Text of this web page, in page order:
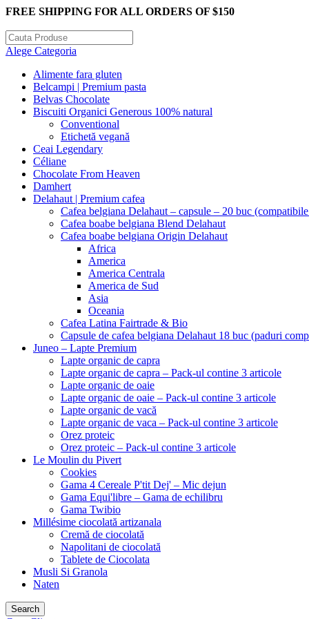
FREE SHIPPING FOR ALL ORDERS OF $150
Alege Categoria
Alimente fara gluten
Belcampi | Premium pasta
Belvas Chocolate
Biscuiti Organici Generous 100% natural
Conventional
Etichetă vegană
Ceai Legendary
Céliane
Chocolate From Heaven
Damhert
Delahaut | Premium cafea
Cafea belgiana Delahaut – capsule – 20 buc
Cafea boabe belgiana Blend Delahaut
Cafea boabe belgiana Origin Delahaut
Africa
America
America Centrala
America de Sud
Asia
Oceania
Cafea Latina Fairtrade & Bio
Capsule de cafea belgiana Delahaut 18 buc (paduri
Juneo – Lapte Premium
Lapte organic de capra
Lapte organic de capra – Pack-ul contine 3 articole
Lapte organic de oaie
Lapte organic de oaie – Pack-ul contine 3 articole
Lapte organic de vacă
Lapte organic de vaca – Pack-ul contine 3 articole
Orez proteic
Orez proteic – Pack-ul contine 3 articole
Le Moulin du Pivert
Cookies
Gama 4 Cereale P'tit Dej' – Mic dejun
Gama Equi'libre – Gama de echilibru
Gama Twibio
Millésime ciocolată artizanala
Cremă de ciocolată
Napolitani de ciocolată
Tablete de Ciocolata
Musli Si Granola
Naten
Search